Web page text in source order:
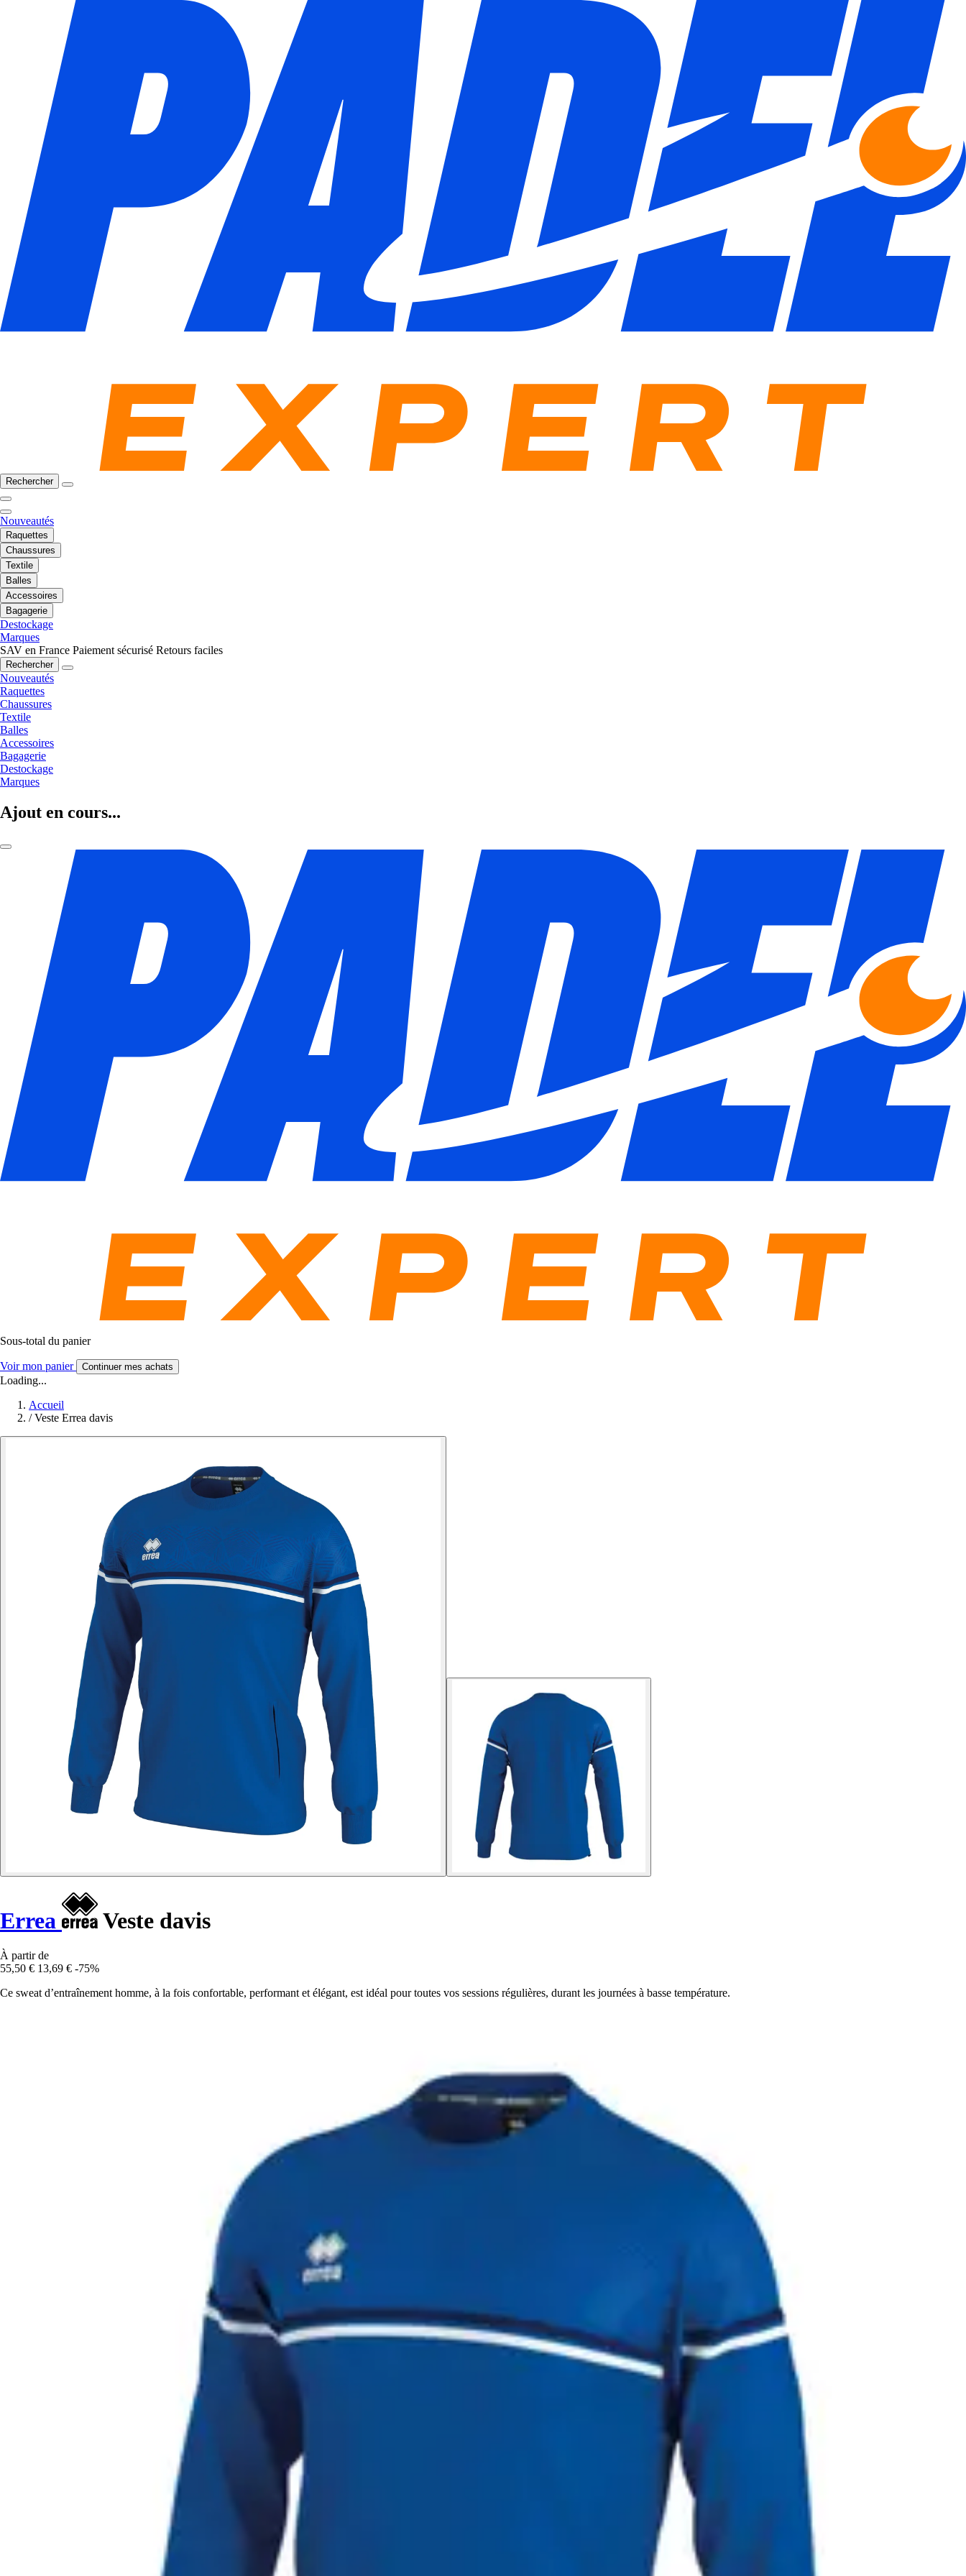
Rechercher
Nouveautés
Raquettes
Chaussures
Textile
Balles
Accessoires
Bagagerie
Destockage
Marques
SAV en France Paiement sécurisé Retours faciles
Rechercher
Nouveautés
Raquettes
Chaussures
Textile
Balles
Accessoires
Bagagerie
Destockage
Marques
Ajout en cours...
Sous-total du panier
Voir mon panier Continuer mes achats
Loading...
Accueil
/ Veste Errea davis
Errea Veste davis
À partir de
55,50 € 13,69 € -75%
Ce sweat d’entraînement homme, à la fois confortable, performant et élégant, est idéal pour toutes vos sessions régulières, durant les journées à basse température.